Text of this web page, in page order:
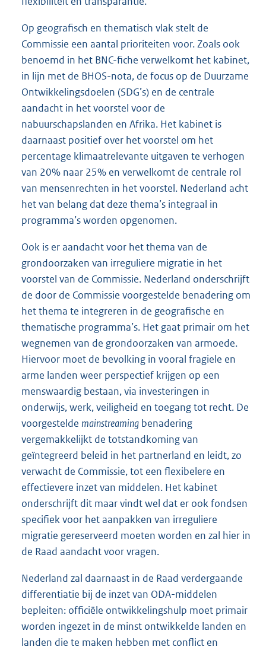
Op geografisch en thematisch vlak stelt de
Commissie een aantal prioriteiten voor. Zoals ook
benoemd in het BNC-fiche verwelkomt het kabinet,
in lijn met de BHOS-nota, de focus op de Duurzame
Ontwikkelingsdoelen (SDG’s) en de centrale
aandacht in het voorstel voor de
nabuurschapslanden en Afrika. Het kabinet is
daarnaast positief over het voorstel om het
percentage klimaatrelevante uitgaven te verhogen
van 20% naar 25% en verwelkomt de centrale rol
van mensenrechten in het voorstel. Nederland acht
het van belang dat deze thema’s integraal in
programma’s worden opgenomen.
Ook is er aandacht voor het thema van de
grondoorzaken van irreguliere migratie in het
voorstel van de Commissie. Nederland onderschrijft
de door de Commissie voorgestelde benadering om
het thema te integreren in de geografische en
thematische programma’s. Het gaat primair om het
wegnemen van de grondoorzaken van armoede.
Hiervoor moet de bevolking in vooral fragiele en
arme landen weer perspectief krijgen op een
menswaardig bestaan, via investeringen in
onderwijs, werk, veiligheid en toegang tot recht. De
voorgestelde mainstreaming benadering
vergemakkelijkt de totstandkoming van
geïntegreerd beleid in het partnerland en leidt, zo
verwacht de Commissie, tot een flexibelere en
effectievere inzet van middelen. Het kabinet
onderschrijft dit maar vindt wel dat er ook fondsen
specifiek voor het aanpakken van irreguliere
migratie gereserveerd moeten worden en zal hier in
de Raad aandacht voor vragen.
Nederland zal daarnaast in de Raad verdergaande
differentiatie bij de inzet van ODA-middelen
bepleiten: officiële ontwikkelingshulp moet primair
worden ingezet in de minst ontwikkelde landen en
landen die te maken hebben met conflict en